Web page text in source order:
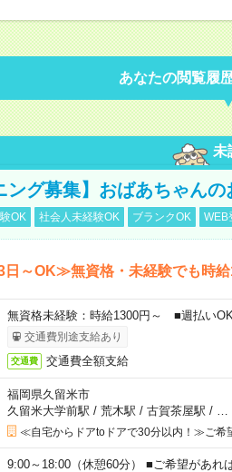
あなたの閲覧履
未
ング募集】おばあちゃん
OK 社会人未経験OK ブランクOK WEB
～OK≫無資格・未経験でも時給
無資格未経験：時給1300円～ ■週払い
交通費別途支給あり
交通費 交通費全額支給
福岡県久留米市
久留米大学前駅 / 荒木駅 / 古賀茶屋駅 /
≪自宅からドアtoドアで30分以内！≫ご希
9:00～18:00（休憩60分） ■ご希望があれ